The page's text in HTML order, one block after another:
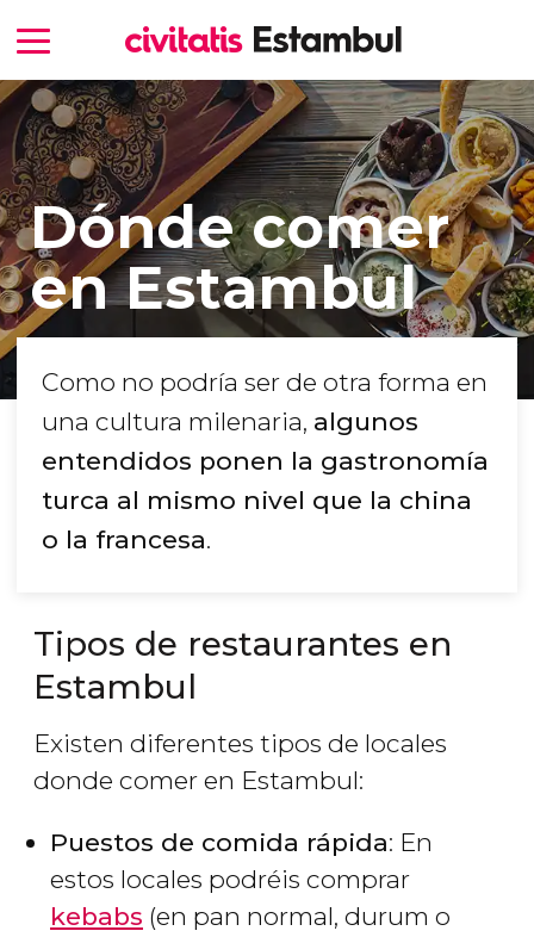
Dónde comer
en Estambul
Como no podría ser de otra forma en
una cultura milenaria, algunos
entendidos ponen la gastronomía
turca al mismo nivel que la china
o la francesa.
Tipos de restaurantes en
Estambul
Existen diferentes tipos de locales
donde comer en Estambul:
Puestos de comida rápida: En
estos locales podréis comprar
kebabs (en pan normal, durum o